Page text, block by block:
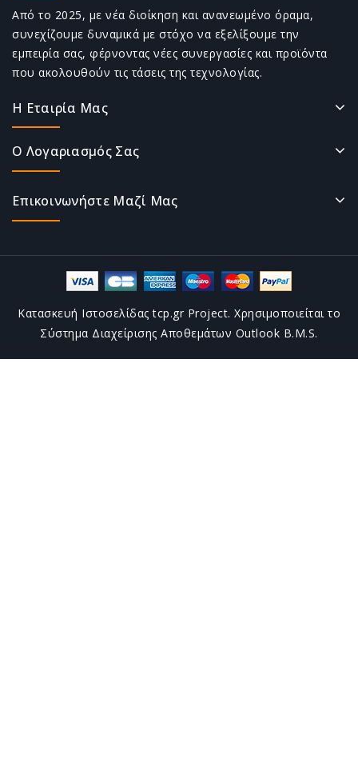
Από το 2025, με νέα διοίκηση και ανανεωμένο όραμα,
συνεχίζουμε δυναμικά με στόχο να εξελίξουμε την
εμπειρία σας, φέρνοντας νέες συνεργασίες και προϊόντα
που ακολουθούν τις τάσεις της τεχνολογίας.
Η Εταιρία Μας
Ο Λογαριασμός Σας
Επικοινωνήστε Μαζί Μας
Κατασκευή Ιστοσελίδας tcp.gr Project. Χρησιμοποιείται το
Σύστημα Διαχείρισης Αποθεμάτων Outlook B.M.S.